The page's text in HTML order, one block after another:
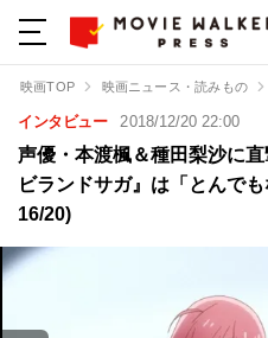
映画TOP 映画ニュース・読みもの
インタビュー 2018/12/20 22:00
声優・本渡楓＆種田梨沙に
ビランドサガ』は「とんで
16/20)